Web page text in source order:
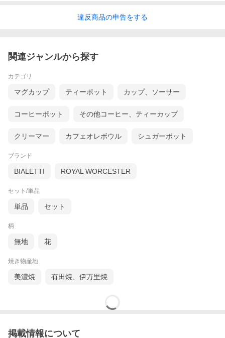
違反商品の申告をする
関連ジャンルから探す
カテゴリ
マグカップ ティーポット カップ、ソーサー
コーヒーポット その他コーヒー、ティーカップ
クリーマー カフェオレボウル シュガーポット
ブランド
BIALETTI ROYAL WORCESTER
セット/単品
単品 セット
柄
無地 花
焼き物産地
美濃焼 有田焼、伊万里焼
掲載情報について